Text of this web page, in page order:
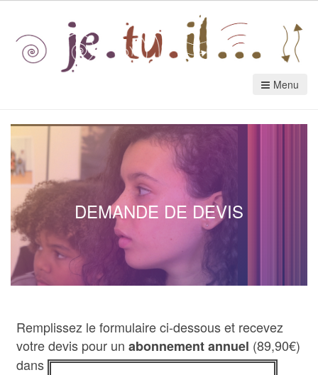
Menu
DEMANDE DE DEVIS
Remplissez le formulaire ci-dessous et recevez
votre devis pour unabonnement annuel (89,90€)
dans un délai d’un jour ouvré.